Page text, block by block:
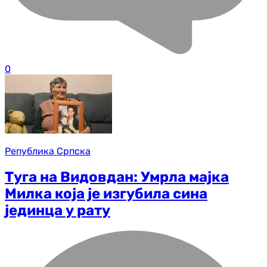
0
Република Српска
Туга на Видовдан: Умрла мајка
Милка која је изгубила сина
јединца у рату